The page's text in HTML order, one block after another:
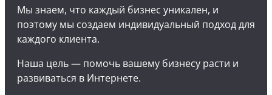
Мы знаем, что каждый бизнес уникален, и
поэтому мы создаем индивидуальный подход для
каждого клиента.
Наша цель — помочь вашему бизнесу расти и
развиваться в Интернете.